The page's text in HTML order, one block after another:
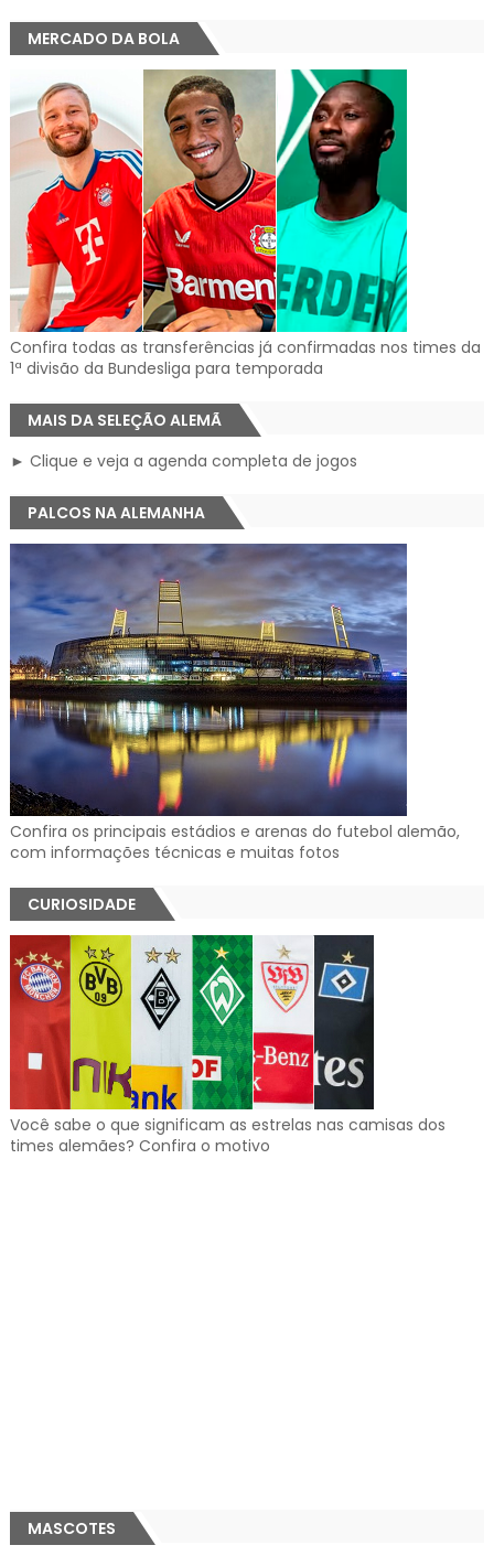
MERCADO DA BOLA
Confira todas as transferências já confirmadas nos times da
1ª divisão da Bundesliga para temporada
MAIS DA SELEÇÃO ALEMÃ
► Clique e veja a agenda completa de jogos
PALCOS NA ALEMANHA
Confira os principais estádios e arenas do futebol alemão,
com informações técnicas e muitas fotos
CURIOSIDADE
Você sabe o que significam as estrelas nas camisas dos
times alemães? Confira o motivo
MASCOTES